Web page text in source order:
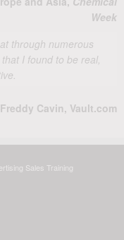
Week
through numerous
I found to be real,
Cavin, Vault.com
Sales Training